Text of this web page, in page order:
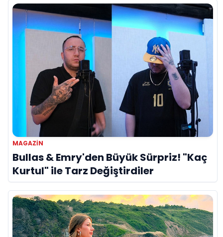
MAGAZIN
Bullas & Emry'den Büyük Sürpriz! "Kaç
Kurtul" ile Tarz Değiştirdiler